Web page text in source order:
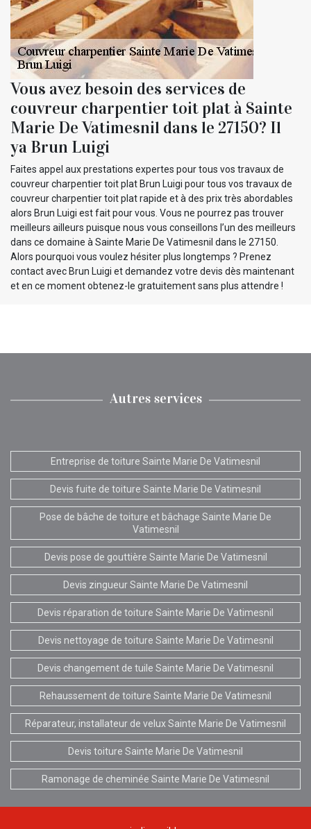
Vous avez besoin des services de
couvreur charpentier toit plat à Sainte
Marie De Vatimesnil dans le 27150? Il
ya Brun Luigi
Faites appel aux prestations expertes pour tous vos travaux de
couvreur charpentier toit plat Brun Luigi pour tous vos travaux de
couvreur charpentier toit plat rapide et à des prix très abordables
alors Brun Luigi est fait pour vous. Vous ne pourrez pas trouver
meilleurs ailleurs puisque nous vous conseillons l’un des meilleurs
dans ce domaine à Sainte Marie De Vatimesnil dans le 27150.
Alors pourquoi vous voulez hésiter plus longtemps ? Prenez
contact avec Brun Luigi et demandez votre devis dès maintenant
et en ce moment obtenez-le gratuitement sans plus attendre !
Autres services
Entreprise de toiture Sainte Marie De Vatimesnil
Devis fuite de toiture Sainte Marie De Vatimesnil
Pose de bâche de toiture et bâchage Sainte Marie De
Vatimesnil
Devis pose de gouttière Sainte Marie De Vatimesnil
Devis zingueur Sainte Marie De Vatimesnil
Devis réparation de toiture Sainte Marie De Vatimesnil
Devis nettoyage de toiture Sainte Marie De Vatimesnil
Devis changement de tuile Sainte Marie De Vatimesnil
Rehaussement de toiture Sainte Marie De Vatimesnil
Réparateur, installateur de velux Sainte Marie De Vatimesnil
Devis toiture Sainte Marie De Vatimesnil
Ramonage de cheminée Sainte Marie De Vatimesnil